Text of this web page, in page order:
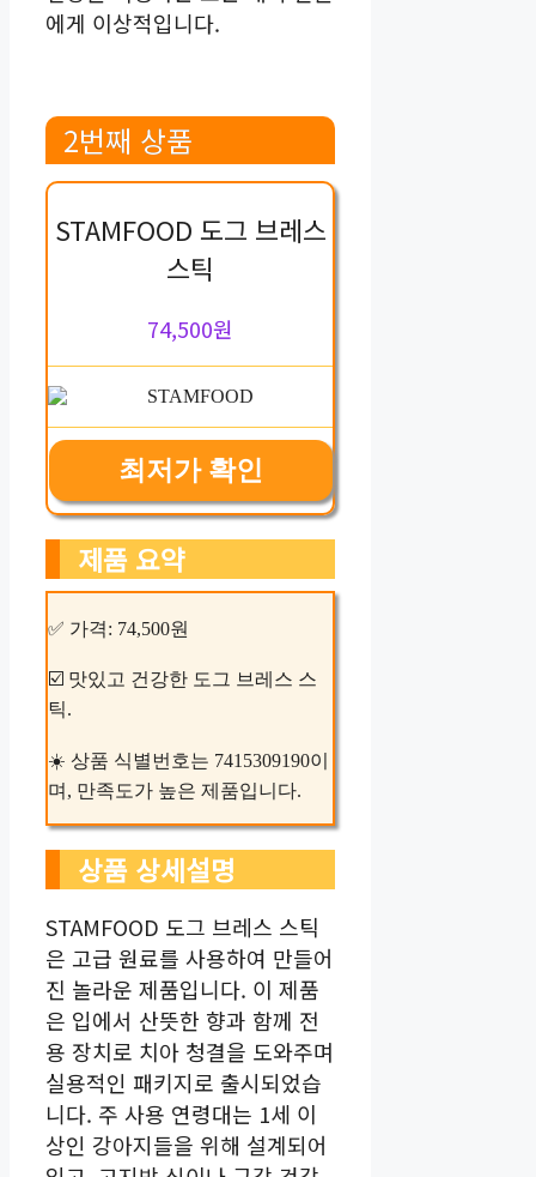
에게 이상적입니다.
2번째 상품
STAMFOOD 도그 브레스
스틱
74,500원
최저가 확인
제품 요약
✅ 가격: 74,500원
☑️ 맛있고 건강한 도그 브레스 스
틱.
☀️ 상품 식별번호는 7415309190이
며, 만족도가 높은 제품입니다.
상품 상세설명
STAMFOOD 도그 브레스 스틱
은 고급 원료를 사용하여 만들어
진 놀라운 제품입니다. 이 제품
은 입에서 산뜻한 향과 함께 전
용 장치로 치아 청결을 도와주며
실용적인 패키지로 출시되었습
니다. 주 사용 연령대는 1세 이
상인 강아지들을 위해 설계되어